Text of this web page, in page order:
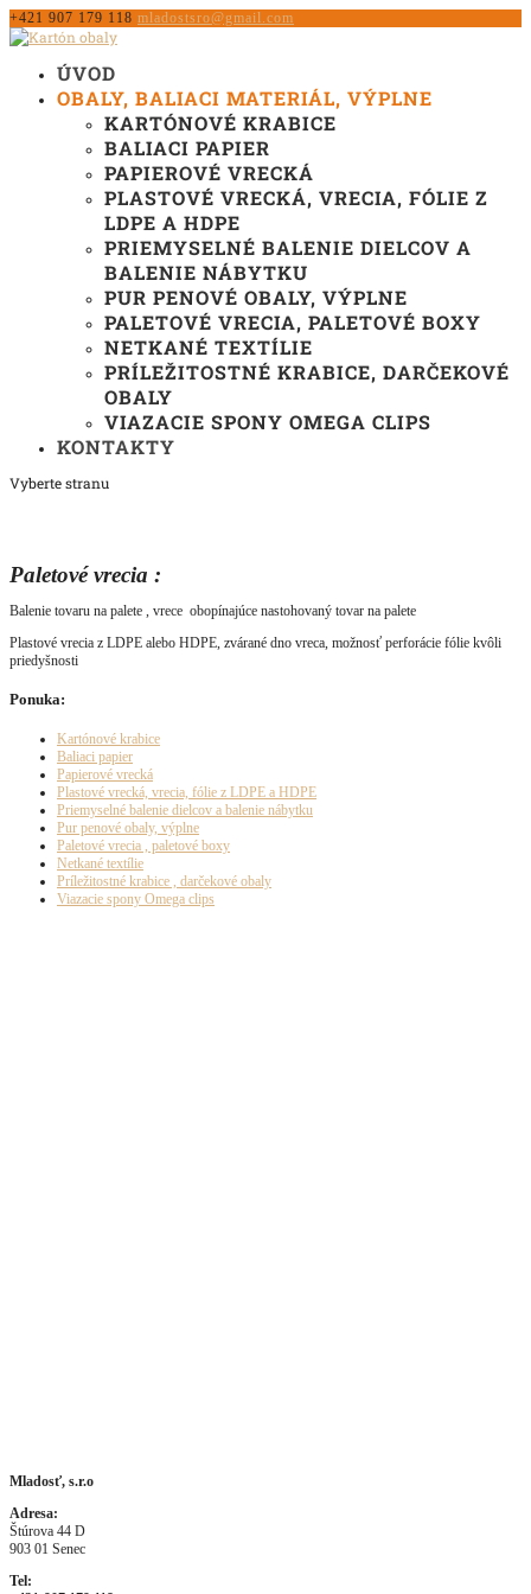
+421 907 179 118 mladostsro@gmail.com
ÚVOD
OBALY, BALIACI MATERIÁL, VÝPLNE
KARTÓNOVÉ KRABICE
BALIACI PAPIER
PAPIEROVÉ VRECKÁ
PLASTOVÉ VRECKÁ, VRECIA, FÓLIE Z
LDPE A HDPE
PRIEMYSELNÉ BALENIE DIELCOV A
BALENIE NÁBYTKU
PUR PENOVÉ OBALY, VÝPLNE
PALETOVÉ VRECIA, PALETOVÉ BOXY
NETKANÉ TEXTÍLIE
PRÍLEŽITOSTNÉ KRABICE, DARČEKOVÉ
OBALY
VIAZACIE SPONY OMEGA CLIPS
KONTAKTY
Vyberte stranu
Paletové vrecia :
Balenie tovaru na palete , vrece obopínajúce nastohovaný tovar na palete
Plastové vrecia z LDPE alebo HDPE, zvárané dno vreca, možnosť perforácie fólie kvôli
priedyšnosti
Ponuka:
Kartónové krabice
Baliaci papier
Papierové vrecká
Plastové vrecká, vrecia, fólie z LDPE a HDPE
Priemyselné balenie dielcov a balenie nábytku
Pur penové obaly, výplne
Paletové vrecia , paletové boxy
Netkané textílie
Príležitostné krabice , darčekové obaly
Viazacie spony Omega clips
Mladosť, s.r.o
Adresa:
Štúrova 44 D
903 01 Senec
Tel: